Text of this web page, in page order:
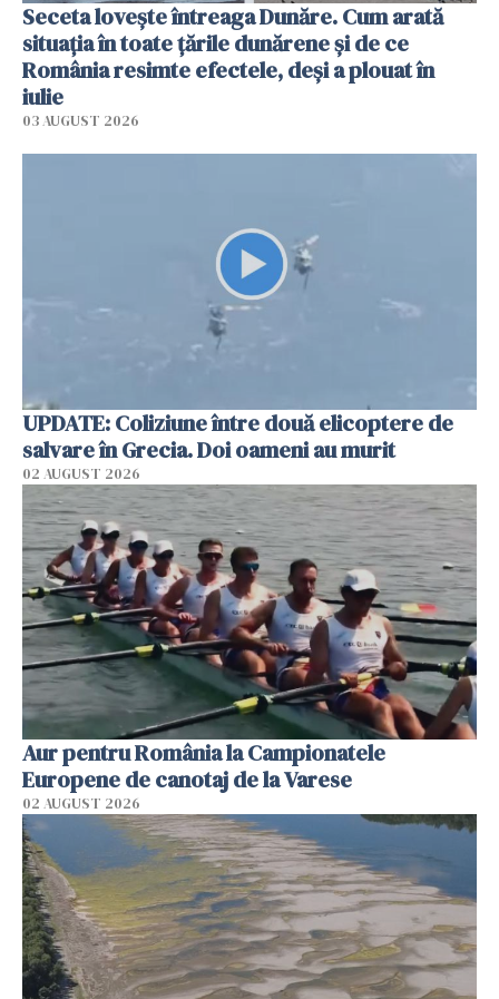
Seceta lovește întreaga Dunăre. Cum arată
situația în toate țările dunărene și de ce
România resimte efectele, deși a plouat în
iulie
03 AUGUST 2026
UPDATE: Coliziune între două elicoptere de
salvare în Grecia. Doi oameni au murit
02 AUGUST 2026
Aur pentru România la Campionatele
Europene de canotaj de la Varese
02 AUGUST 2026